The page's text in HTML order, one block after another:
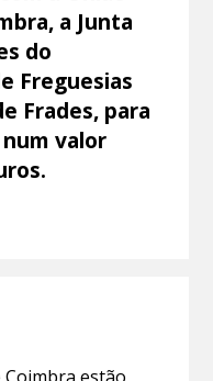
a Junta
do
Freguesias
Frades, para
valor
Coimbra estão